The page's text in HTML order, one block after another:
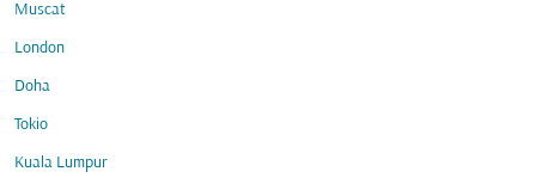
Muscat
London
Doha
Tokio
Kuala Lumpur